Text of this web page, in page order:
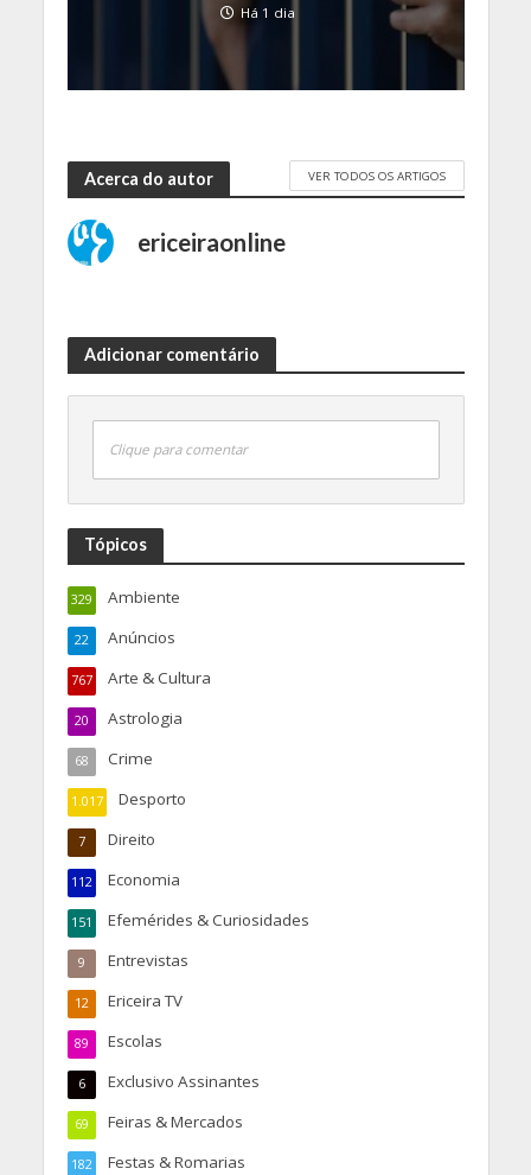
Há 1 dia
Acerca do autor VER TODOS OS ARTIGOS
ericeiraonline
Adicionar comentário
Clique para comentar
Tópicos
Ambiente
329
Anúncios
22
Arte & Cultura
767
Astrologia
20
Crime
68
Desporto
1.017
Direito
7
Economia
112
Efemérides & Curiosidades
151
Entrevistas
9
Ericeira TV
12
Escolas
89
Exclusivo Assinantes
6
Feiras & Mercados
69
Festas & Romarias
182